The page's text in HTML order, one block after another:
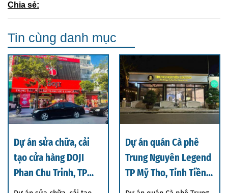
Chia sẻ:
Tin cùng danh mục
Dự án sửa chữa, cải
tạo cửa hàng DOJI
Phan Chu Trinh, TP
Thanh Hoá
Dự án quán Cà phê
Trung Nguyên Legend
TP Mỹ Tho, Tỉnh Tiền
Giang